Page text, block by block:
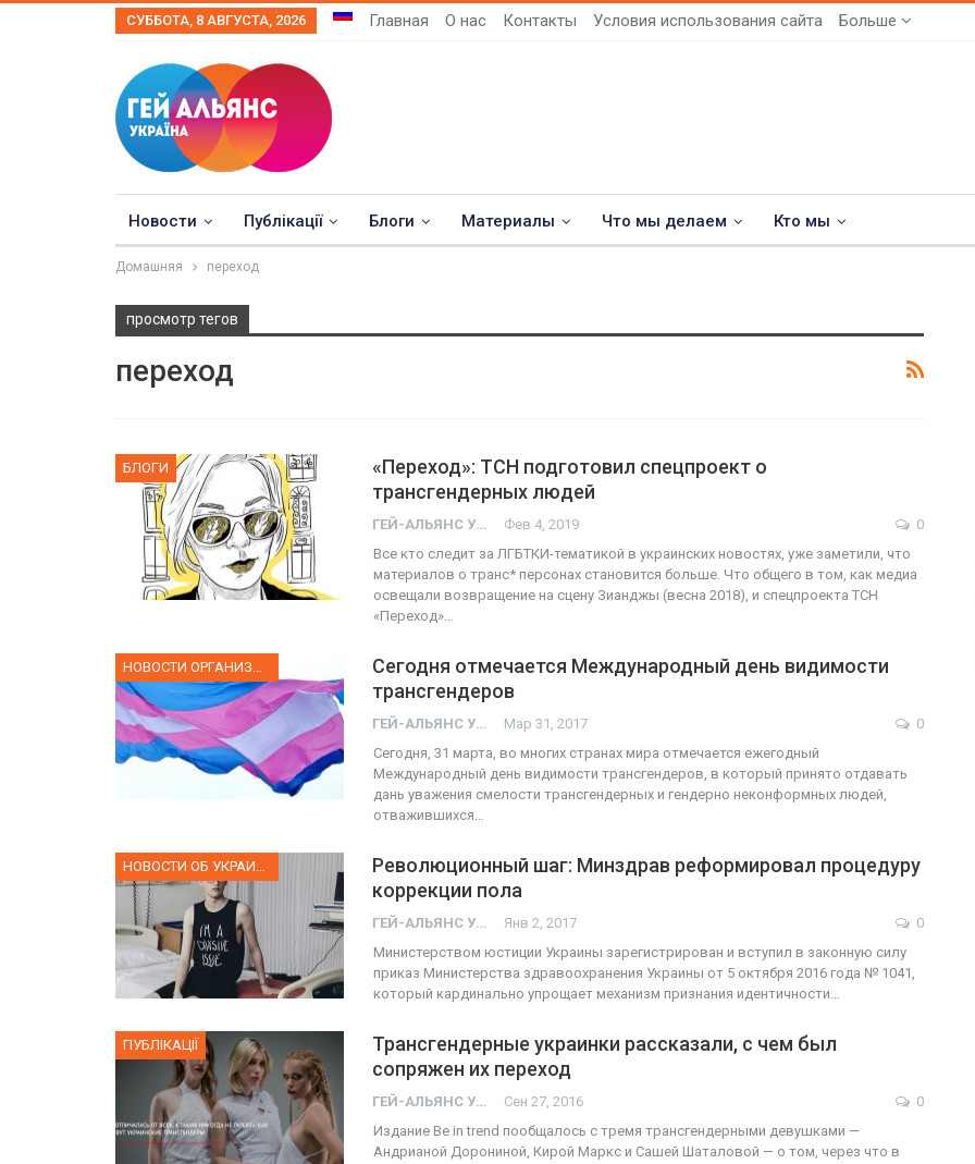
СУББОТА, 8 АВГУСТА, 2026 Главная О нас Контакты Условия использования сайта Больше
Новости Публікації Блоги Материалы Что мы делаем Кто мы
Домашняя переход
просмотр тегов
переход
БЛОГИ
«Переход»: ТСН подготовил спецпроект о
трансгендерных людей
ГЕЙ-АЛЬЯНС УКРАИНА Фев 4, 2019
0
Все кто следит за ЛГБТКИ-тематикой в ​​украинских новостях, уже заметили, что
материалов о транс* персонах становится больше. Что общего в том, как медиа
освещали возвращение на сцену Зианджы (весна 2018), и спецпроекта ТСН
«Переход»…
Сегодня отмечается Международный день видимости
трансгендеров
ГЕЙ-АЛЬЯНС УКРАИНА Мар 31, 2017
0
Сегодня, 31 марта, во многих странах мира отмечается ежегодный
Международный день видимости трансгендеров, в который принято отдавать
дань уважения смелости трансгендерных и гендерно неконформных людей,
отважившихся…
Революционный шаг: Минздрав реформировал процедуру
коррекции пола
ГЕЙ-АЛЬЯНС УКРАИНА Янв 2, 2017
0
Министерством юстиции Украины зарегистрирован и вступил в законную силу
приказ Министерства здравоохранения Украины от 5 октября 2016 года № 1041,
который кардинально упрощает механизм признания идентичности…
ПУБЛІКАЦІЇ
Трансгендерные украинки рассказали, с чем был
сопряжен их переход
ГЕЙ-АЛЬЯНС УКРАИНА Сен 27, 2016
0
Издание Be in trend пообщалось с тремя трансгендерными девушками —
Андрианой Дорониной, Кирой Маркс и Сашей Шаталовой — о том, через что в
ФОТО
Прайд в Тель-Авиве собрал 200
тысяч участников
Июн 10, 2017 0
ФОТО
ГЕЙ-АЛЬЯНС УКРАИНА Июл 27, 2017 0